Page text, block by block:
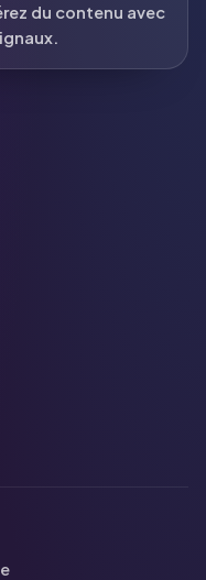
du contenu avec